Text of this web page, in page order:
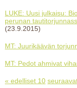
LUKE: Uusi julkaisu:
perunan
(23.9.2015)
MT: Juurikäävän
MT: Pedot ahmivat
« edelliset 10